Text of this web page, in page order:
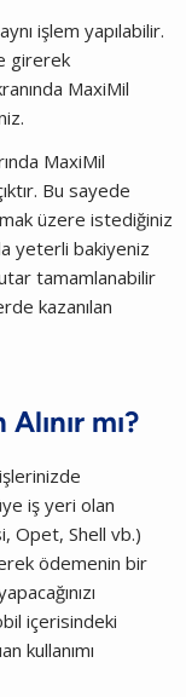
işlem yapılabilir.
girerek
MaxiMil
MaxiMil
Bu sayede
üzere istediğiniz
yeterli bakiyeniz
tamamlanabilir
kazanılan
mı?
iş yeri olan
Opet, Shell vb.)
ödemenin bir
içerisindeki
kullanımı